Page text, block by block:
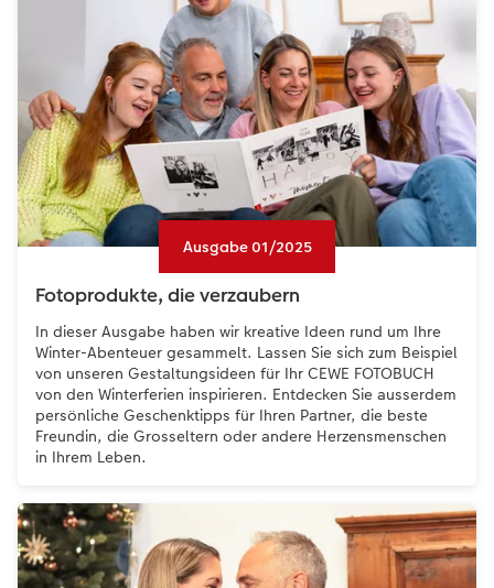
Ausgabe 01/2025
Fotoprodukte, die verzaubern
In dieser Ausgabe haben wir kreative Ideen rund um Ihre
Winter-Abenteuer gesammelt. Lassen Sie sich zum Beispiel
von unseren Gestaltungsideen für Ihr CEWE FOTOBUCH
von den Winterferien inspirieren. Entdecken Sie ausserdem
persönliche Geschenktipps für Ihren Partner, die beste
Freundin, die Grosseltern oder andere Herzensmenschen
in Ihrem Leben.